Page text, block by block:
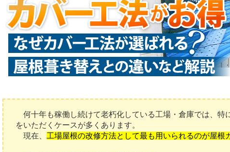
何十年も稼働し続けて老朽化している工場・倉庫では、特
をいただくケースが多くあります。
現在、 工場屋根の改修方法として最も用いられるのが屋根